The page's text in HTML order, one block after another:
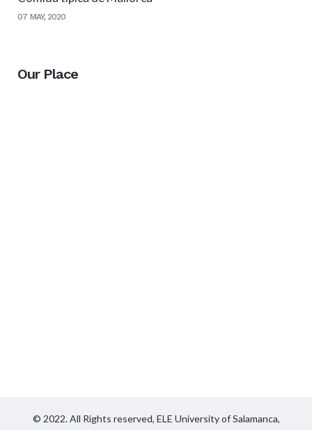
07 MAY, 2020
Our Place
© 2022. All Rights reserved, ELE University of Salamanca,